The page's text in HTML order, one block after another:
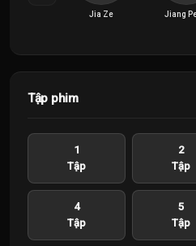
Jia Ze Jiang
Tập phim
1
Tập
2
Tập
4
Tập
5
Tập